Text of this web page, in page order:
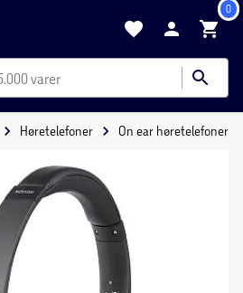
0
varer
Høretelefoner On ear høretelefoner